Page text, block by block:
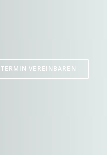
TERMIN VEREINBAREN